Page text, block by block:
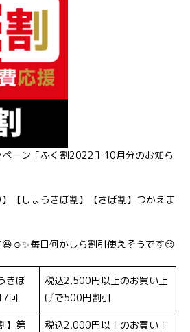
ーン［ふく割2022］10月分のお知ら
【しょうきぼ割】【さば割】つかえま
毎日何かしら割引使えそうです😏
きぼ
回
税込2,500円以上のお買い上
げで500円割引
】第
税込2,000円以上のお買い上